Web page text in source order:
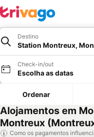
Destino
Station Montreux,
Check-in/out
Escolha as datas
Ordenar
Alojamentos em
Montreux
Como os pagamentos